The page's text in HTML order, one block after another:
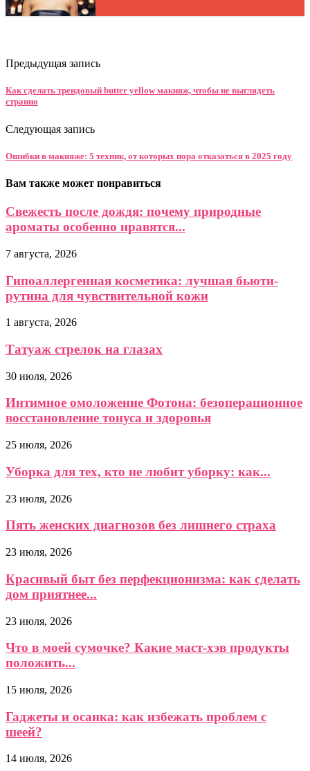
Предыдущая запись
Как сделать трендовый butter yellow макияж, чтобы не выглядеть
странно
Следующая запись
Ошибки в макияже: 5 техник, от которых пора отказаться в 2025 году
Вам также может понравиться
Свежесть после дождя: почему природные
ароматы особенно нравятся...
7 августа, 2026
Гипоаллергенная косметика: лучшая бьюти-
рутина для чувствительной кожи
1 августа, 2026
Татуаж стрелок на глазах
30 июля, 2026
Интимное омоложение Фотона: безоперационное
восстановление тонуса и здоровья
25 июля, 2026
Уборка для тех, кто не любит уборку: как...
23 июля, 2026
Пять женских диагнозов без лишнего страха
23 июля, 2026
Красивый быт без перфекционизма: как сделать
дом приятнее...
23 июля, 2026
Что в моей сумочке? Какие маст-хэв продукты
положить...
15 июля, 2026
Гаджеты и осанка: как избежать проблем с
шеей?
14 июля, 2026